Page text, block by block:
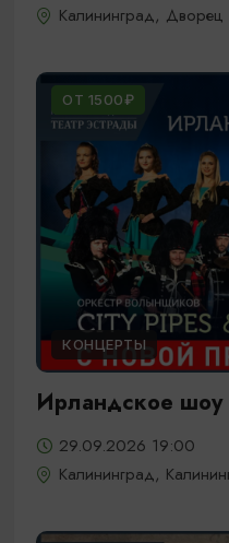
Калининград, Дворец
ОТ 1500₽
КОНЦЕРТЫ
Ирландское шоу
29.09.2026 19:00
Калининград,